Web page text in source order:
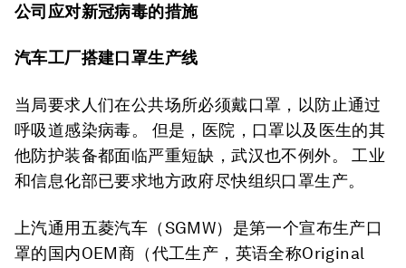
公司应对新冠病毒的措施
汽车工厂搭建口罩生产线
当局要求人们在公共场所必须戴口罩，以防止通过
呼吸道感染病毒。 但是，医院，口罩以及医生的其
他防护装备都面临严重短缺，武汉也不例外。 工业
和信息化部已要求地方政府尽快组织口罩生产。
上汽通用五菱汽车（SGMW）是第一个宣布生产口
罩的国内OEM商（代工生产，英语全称Original